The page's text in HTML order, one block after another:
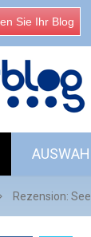
Sie Ihr Blog
Rezension: